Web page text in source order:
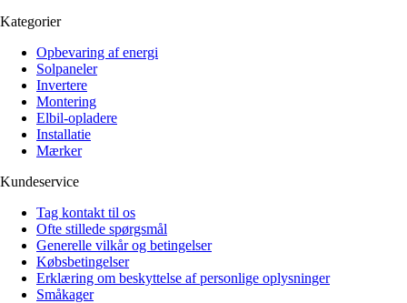
Kategorier
Opbevaring af energi
Solpaneler
Invertere
Montering
Elbil-opladere
Installatie
Mærker
Kundeservice
Tag kontakt til os
Ofte stillede spørgsmål
Generelle vilkår og betingelser
Købsbetingelser
Erklæring om beskyttelse af personlige oplysninger
Småkager